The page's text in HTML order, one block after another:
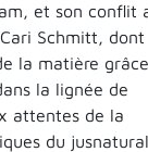
et son conflit
Schmitt, dont
la matière
la lignée de
attentes de la
du